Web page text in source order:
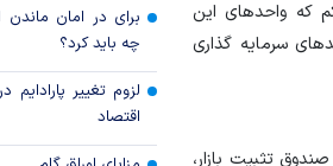
که واحدهای این
سرمایه گذاری
تثبیت بازار،
برای در امان ماندن
چه باید کرد؟
لزوم تغییر
اقتصاد